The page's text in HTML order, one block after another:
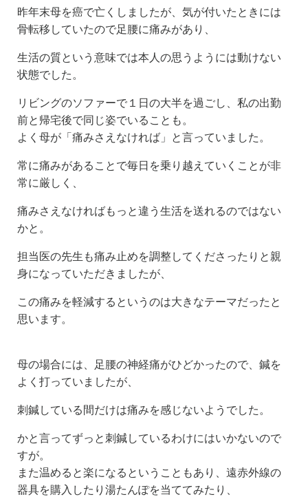
昨年末母を癌で亡くしましたが、気が付いたときには
骨転移していたので足腰に痛みがあり、
生活の質という意味では本人の思うようには動けない
状態でした。
リビングのソファーで１日の大半を過ごし、私の出勤
前と帰宅後で同じ姿でいることも。
よく母が「痛みさえなければ」と言っていました。
常に痛みがあることで毎日を乗り越えていくことが非
常に厳しく、
痛みさえなければもっと違う生活を送れるのではない
かと。
担当医の先生も痛み止めを調整してくださったりと親
身になっていただきましたが、
この痛みを軽減するというのは大きなテーマだったと
思います。
母の場合には、足腰の神経痛がひどかったので、鍼を
よく打っていましたが、
刺鍼している間だけは痛みを感じないようでした。
かと言ってずっと刺鍼しているわけにはいかないので
すが。
また温めると楽になるということもあり、遠赤外線の
器具を購入したり湯たんぽを当ててみたり、